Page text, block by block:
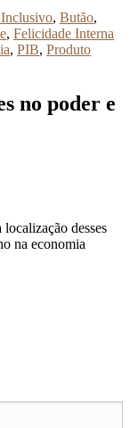
, Butão,
, Felicidade Interna
, PIB, Produto
no poder e
desses
na economia